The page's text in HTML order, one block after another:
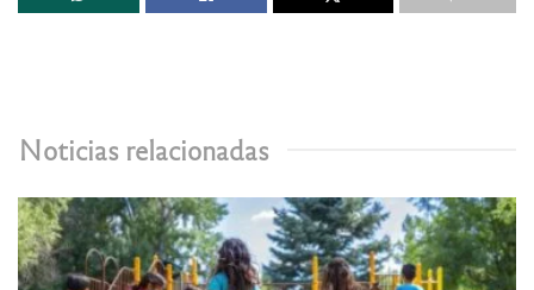
Noticias relacionadas